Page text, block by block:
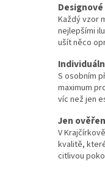
Každý vzor
nejlepšími
ušít něco
S osobním
maximum
víc než jen
Jen
V
kvalitě,
citlivou